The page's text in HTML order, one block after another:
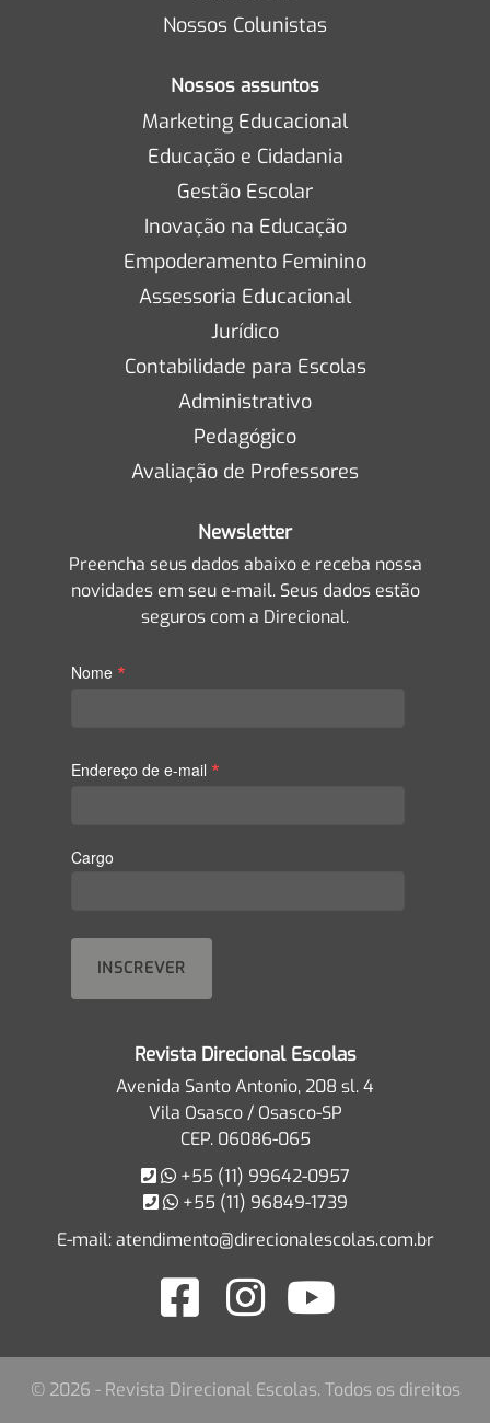
Nossos Colunistas
Nossos assuntos
Marketing Educacional
Educação e Cidadania
Gestão Escolar
Inovação na Educação
Empoderamento Feminino
Assessoria Educacional
Jurídico
Contabilidade para Escolas
Administrativo
Pedagógico
Avaliação de Professores
Newsletter
Preencha seus dados abaixo e receba nossa
novidades em seu e-mail. Seus dados estão
seguros com a Direcional.
Nome *
Endereço de e-mail *
Cargo
Revista Direcional Escolas
Avenida Santo Antonio, 208 sl. 4
Vila Osasco / Osasco-SP
CEP. 06086-065
+55 (11) 99642-0957
+55 (11) 96849-1739
E-mail:atendimento@direcionalescolas.com.br
© 2026 - Revista Direcional Escolas. Todos os direitos